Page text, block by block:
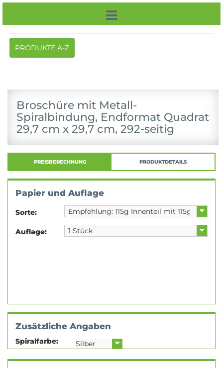
Toggle
navigation
PRODUKTE A-Z
Broschüre mit Metall-
Spiralbindung, Endformat Quadrat
29,7 cm x 29,7 cm, 292-seitig
PREISBERECHNUNG PRODUKTDETAILS
Papier und Auflage
Sorte:
Auflage:
Zusätzliche Angaben
Spiralfarbe: